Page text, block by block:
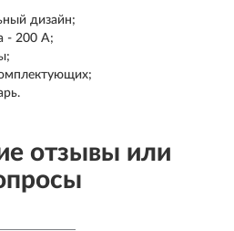
дизайн;
- 200 А;
отзывы или